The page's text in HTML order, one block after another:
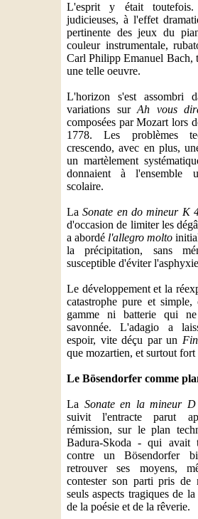
L'esprit y était toutefois.
judicieuses, à l'effet
pertinente des jeux du
couleur instrumentale,
Carl Philipp Emanuel Bach,
une telle oeuvre.
L'horizon s'est assombri
variations surAh vous
composées par Mozart lors
1778. Les problèmes
crescendo, avec en plus,
un martèlement
donnaient à l'ensemble
scolaire.
LaSonate en do mineur K
d'occasion de limiter les
a abordé l'allegro molto
la précipitation, sans
susceptible d'éviter
Le développement et la
catastrophe pure et
gamme ni batterie qui
savonnée. L'adagio a
espoir, vite déçu par un
que mozartien, et surtout
Le Bösendorfer comme
La Sonate en la mineur
suivit l'entracte parut
rémission, sur le plan
Badura-Skoda - qui avait
contre un Bösendorfer
retrouver ses moyens,
contester son parti pris de
seuls aspects tragiques de
de la poésie et de la rêverie.